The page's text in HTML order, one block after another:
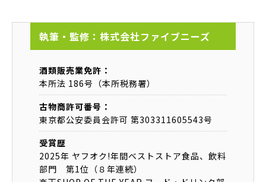
執筆・監修：株式会社ファイブニーズ
酒類販売業免許：
本所法 186号（本所税務署）
古物商許可番号：
東京都公安委員会許可 第303311605543号
受賞歴
2025年 ヤフオク!年間ベストストア食品、飲料
部門 第1位（８年連続）